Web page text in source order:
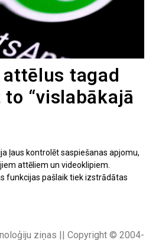
tagad
“vislabākajā
ļaus kontrolēt saspiešanas apjomu,
attēliem un videoklipiem.
funkcijas pašlaik tiek izstrādātas
ziņas || Copyright © 2004-